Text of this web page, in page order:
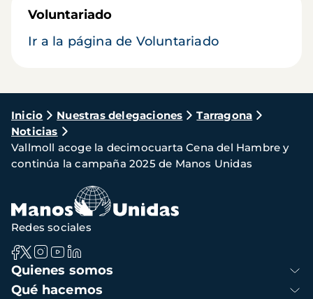
Voluntariado
Ir a la página de Voluntariado
Ruta
de
navegación
Inicio Nuestras delegaciones
Tarragona
Noticias
Vallmoll acoge la decimocuarta Cena del Hambre y
continúa la campaña 2025 de Manos Unidas
Navegación
principal
Quienes somos
Qué hacemos
Redes sociales